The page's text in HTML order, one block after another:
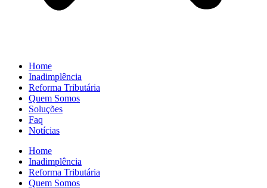
Home
Inadimplência
Reforma Tributária
Quem Somos
Soluções
Faq
Notícias
Home
Inadimplência
Reforma Tributária
Quem Somos